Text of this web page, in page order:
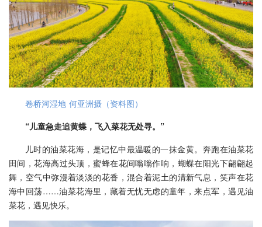
卷桥河湿地 何亚洲摄（资料图）
“儿童急走追黄蝶，飞入菜花无处寻。”
儿时的油菜花海，是记忆中最温暖的一抹金黄。奔跑在油菜花
田间，花海高过头顶，蜜蜂在花间嗡嗡作响，蝴蝶在阳光下翩翩起
舞，空气中弥漫着淡淡的花香，混合着泥土的清新气息，笑声在花
海中回荡……油菜花海里，藏着无忧无虑的童年，来点军，遇见油
菜花，遇见快乐。